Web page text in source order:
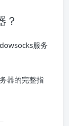
？
服务
器的完整指